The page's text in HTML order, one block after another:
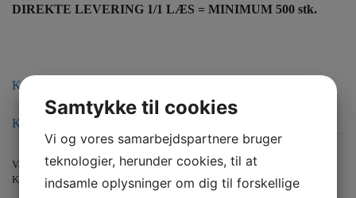
DIREKTE LEVERING 1/1 LÆS = MINIMUM 500 stk.
Kontakt os for tilbud ved større ordrer
Klik her for bestilling
Varenummer (SKU):CRAEMER H1 1_1 [SP]
Kategori:Fabriksnye specialpaller – Ordre produceret
Samtykke til cookies
Vi og vores samarbejdspartnere bruger
teknologier, herunder cookies, til at
indsamle oplysninger om dig til forskellige